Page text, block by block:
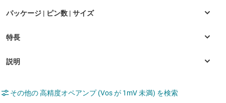
その他の 高精度オペアンプ (Vos が 1mV 未満) を検索